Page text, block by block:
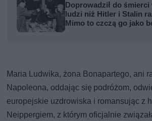
Doprowadził do
ludzi niż Hitler i Stalin
Mimo to czczą go jako
Maria Ludwika, żona Bonapartego, ani
Napoleona, oddając się podróżom,
europejskie uzdrowiska i romansując z
Neippergiem, z którym oficjalnie